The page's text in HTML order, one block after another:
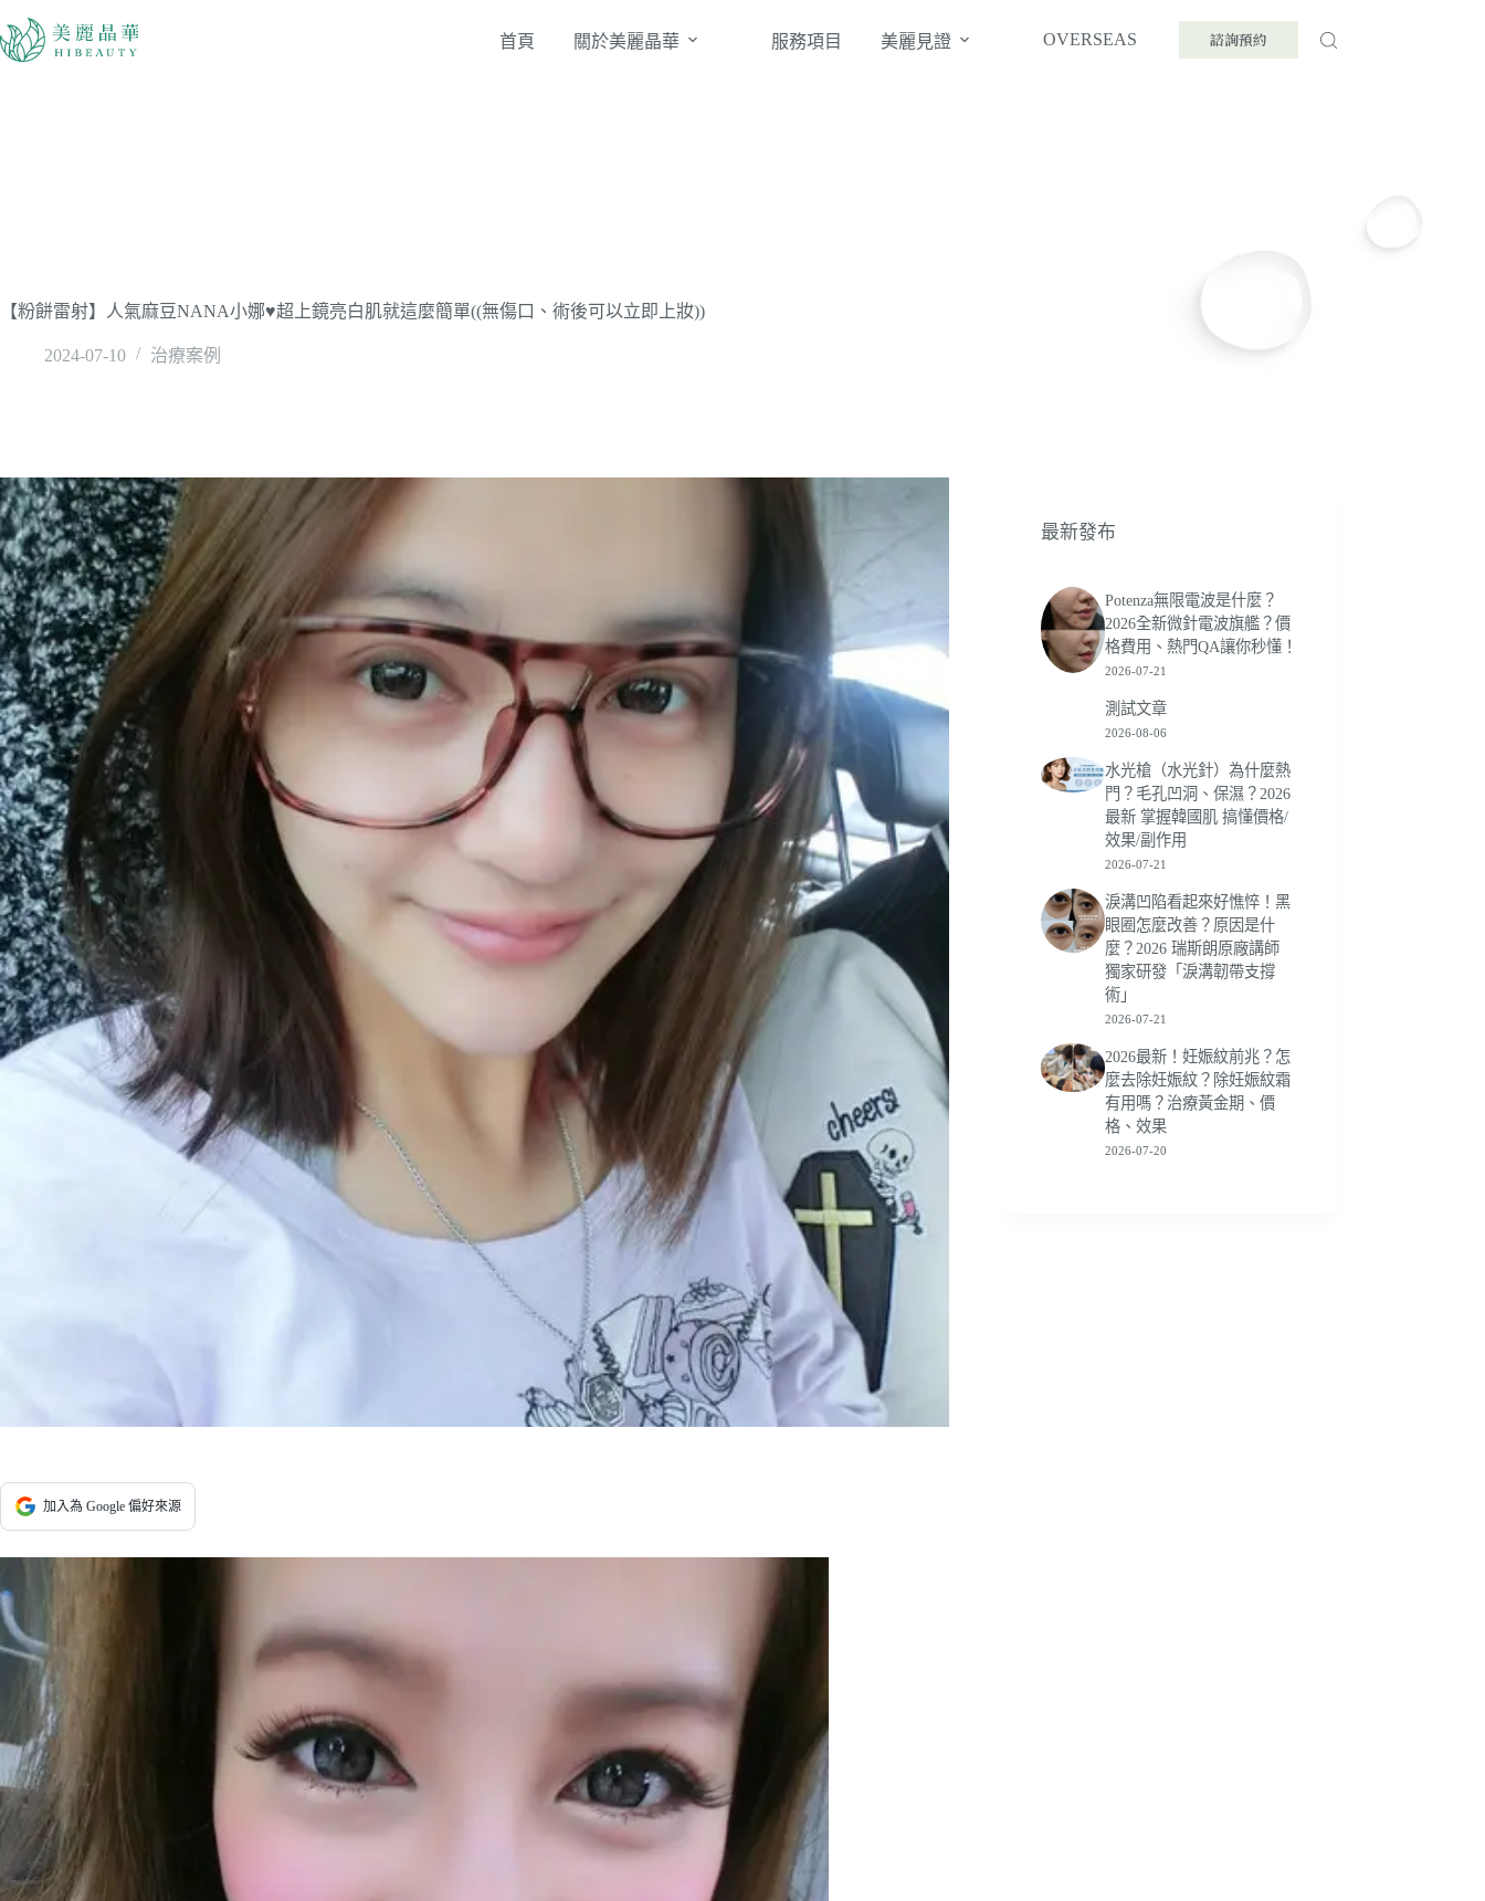
首頁 關於美麗晶華 服務項目 美麗見證 OVERSEAS 諮詢預約
【粉餅雷射】人氣麻豆NANA小娜♥超上鏡亮白肌就這麼簡單((無傷口、術後可以立即上妝))
2024-07-10 治療案例
加入為 Google 偏好來源
最新發布
Potenza無限電波是什麼？
2026全新微針電波旗艦？價
格費用、熱門QA讓你秒懂！
2026-07-21
測試文章
2026-08-06
水光槍（水光針）為什麼熱
門？毛孔凹洞、保濕？2026
最新 掌握韓國肌 搞懂價格/
效果/副作用
2026-07-21
淚溝凹陷看起來好憔悴！黑
眼圈怎麼改善？原因是什
麼？2026 瑞斯朗原廠講師
獨家研發「淚溝韌帶支撐
術」
2026-07-21
2026最新！妊娠紋前兆？怎
麼去除妊娠紋？除妊娠紋霜
有用嗎？治療黃金期、價
格、效果
2026-07-20